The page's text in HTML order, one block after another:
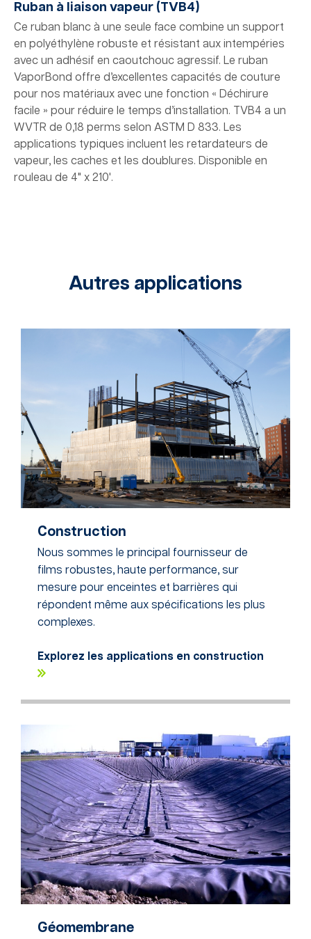
Ruban à liaison vapeur (TVB4)
Ce ruban blanc à une seule face combine un support
en polyéthylène robuste et résistant aux intempéries
avec un adhésif en caoutchouc agressif. Le ruban
VaporBond offre d’excellentes capacités de couture
pour nos matériaux avec une fonction « Déchirure
facile » pour réduire le temps d’installation. TVB4 a un
WVTR de 0,18 perms selon ASTM D 833. Les
applications typiques incluent les retardateurs de
vapeur, les caches et les doublures. Disponible en
rouleau de 4" x 210'.
Autres applications
Construction
Nous sommes le principal fournisseur de
films robustes, haute performance, sur
mesure pour enceintes et barrières qui
répondent même aux spécifications les plus
complexes.
Explorez les applications en construction
Géomembrane